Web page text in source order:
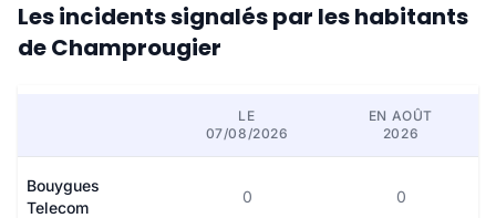
Les incidents signalés par les habitants
de Champrougier
LE
07/08/2026
EN AOÛT
2026
Bouygues
Telecom
0 0